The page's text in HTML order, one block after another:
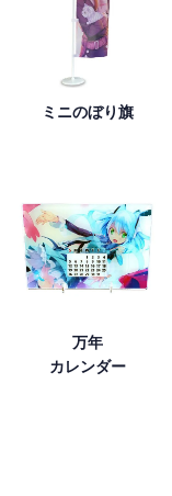
ミニのぼり旗
万年
カレンダー